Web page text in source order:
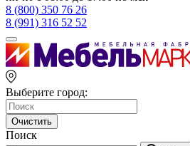
8 (800) 350 76 26
8 (991) 316 52 52
Выберите город:
Очистить
Поиск